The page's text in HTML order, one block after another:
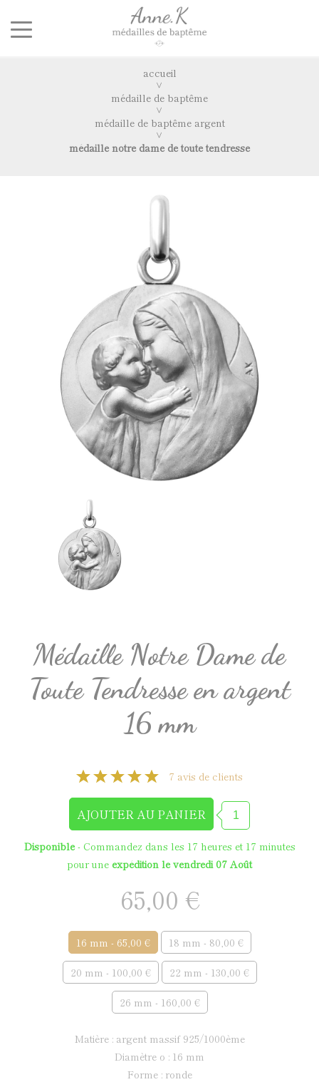
accueil
médaille de baptême
médaille de baptême argent
médaille notre dame de toute tendresse
Médaille Notre Dame de
Toute Tendresse en argent
16 mm
7 avis de clients
Disponible- Commandez dans les 17 heures et 17 minutes
pour une expédition le vendredi 07 Août
65,00 €
16 mm - 65,00 € 18 mm - 80,00 €
20 mm - 100,00 € 22 mm - 130,00 €
26 mm - 160,00 €
matière : argent massif 925/1000ème
diamètre ø : 16 mm
forme : ronde